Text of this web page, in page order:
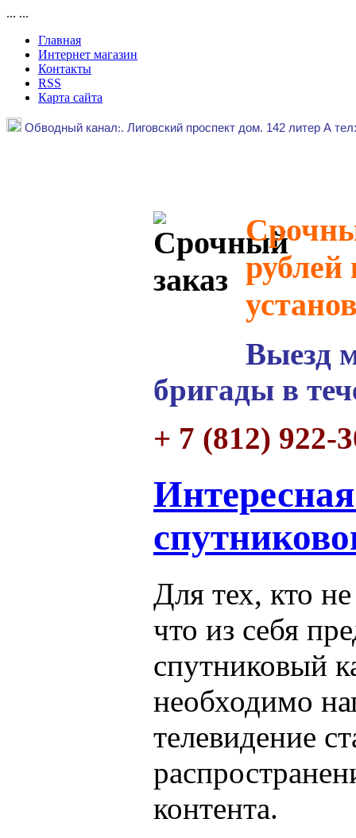
... ...
Главная
Интернет магазин
Контакты
RSS
Карта сайта
Обводный канал:. Лиговский проспект дом. 142 литер А
рублей
Выезд
бригады в
+ 7 (812) 922-
Для тех, кто
что из себя
спутниковый
необходимо
телевидение
контента.